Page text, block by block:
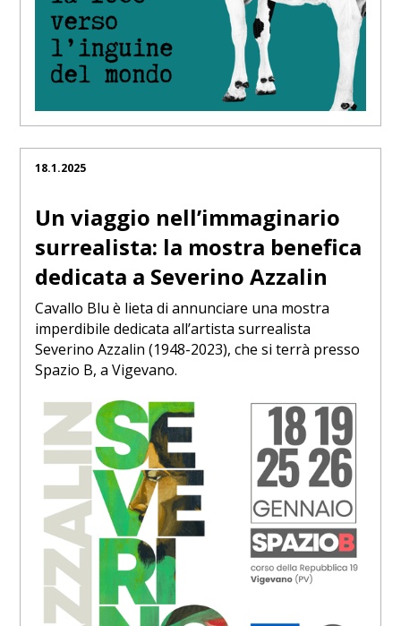
18.1.2025
Un viaggio nell’immaginario
surrealista: la mostra benefica
dedicata a Severino Azzalin
Cavallo Blu è lieta di annunciare una mostra
imperdibile dedicata all’artista surrealista
Severino Azzalin (1948-2023), che si terrà presso
Spazio B, a Vigevano.